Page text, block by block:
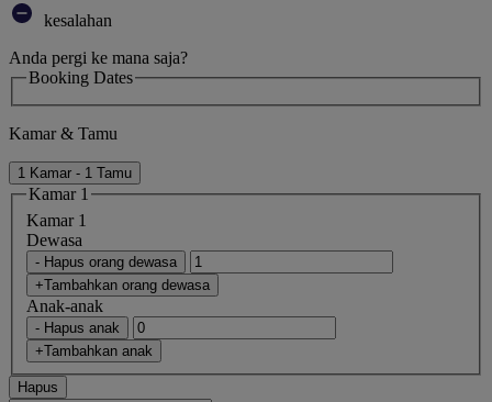
kesalahan
Anda pergi ke mana saja?
Booking Dates
Kamar & Tamu
1 Kamar - 1 Tamu
Kamar 1
Kamar 1
Dewasa
- Hapus orang dewasa
+Tambahkan orang dewasa
Anak-anak
- Hapus anak
+Tambahkan anak
Hapus